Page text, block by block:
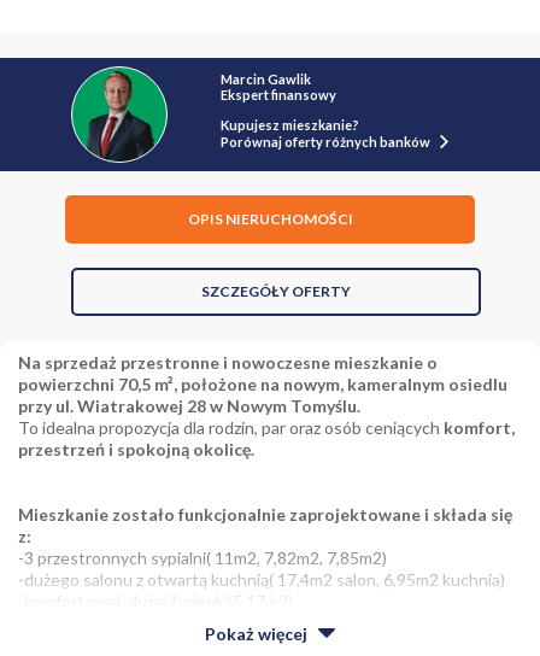
Marcin Gawlik
Ekspert finansowy
Kupujesz mieszkanie?
Porównaj oferty różnych banków
OPIS NIERUCHOMOŚCI
SZCZEGÓŁY OFERTY
Na sprzedaż przestronne i nowoczesne mieszkanie o
powierzchni 70,5 m², położone na nowym, kameralnym osiedlu
przy ul. Wiatrakowej 28 w Nowym Tomyślu.
To idealna propozycja dla rodzin, par oraz osób ceniących komfort,
przestrzeń i spokojną okolicę.
Mieszkanie zostało funkcjonalnie zaprojektowane i składa się
z:
-3 przestronnych sypialni( 11m2, 7,82m2, 7,85m2)
-dużego salonu z otwartą kuchnią( 17,4m2 salon, 6,95m2 kuchnia)
-komfortowej, dużej łazienki(5,17m2)
-praktycznej garderoby(3,38m2)
-dużego balkonu idealnego do wypoczynku
Pokaż więcej